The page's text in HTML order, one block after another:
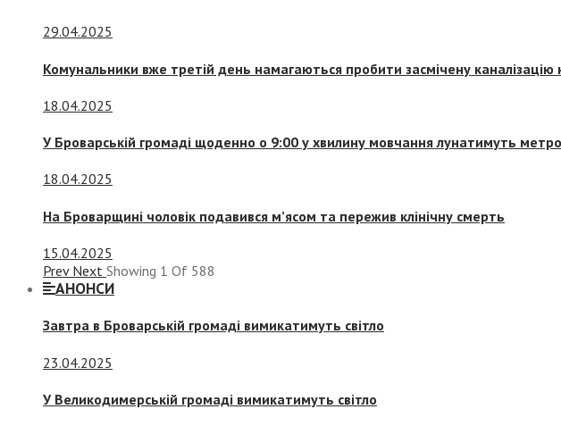
29.04.2025
Комунальники вже третій день намагаються пробити засмічену каналізацію
18.04.2025
У Броварській громаді щоденно о 9:00 у хвилину мовчання лунатимуть
18.04.2025
На Броварщині чоловік подавився м’ясом та пережив клінічну смерть
15.04.2025
Prev Next Showing 1 Of 588
АНОНСИ
Завтра в Броварській громаді вимикатимуть світло
23.04.2025
У Великодимерській громаді вимикатимуть світло